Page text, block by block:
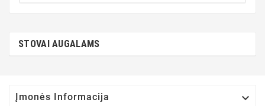
STOVAI AUGALAMS
Įmonės Informacija 